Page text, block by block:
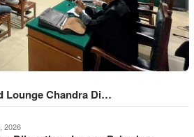
Lounge Chandra Di…
2026